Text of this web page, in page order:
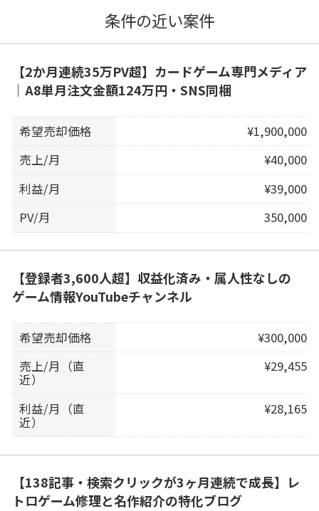
条件の近い案件
【2か月連続35万PV超】カードゲーム専門メディア
｜A8単月注文金額124万円・SNS同梱
希望売却価格
¥1,900,000
売上/月
¥40,000
利益/月
¥39,000
PV/月
350,000
【登録者3,600人超】収益化済み・属人性なしの
ゲーム情報YouTubeチャンネル
希望売却価格
¥300,000
売上/月（直
近）
¥29,455
利益/月（直
近）
¥28,165
【138記事・検索クリックが3ヶ月連続で成長】レ
トロゲーム修理と名作紹介の特化ブログ